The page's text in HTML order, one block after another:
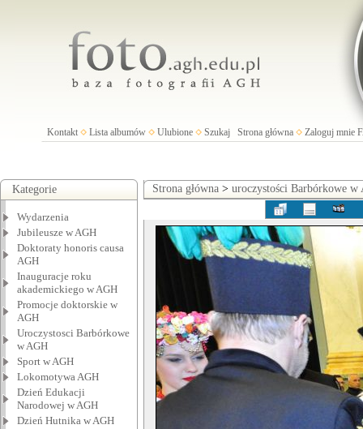
Kontakt Lista albumów Ulubione Szukaj Strona główna Zaloguj mnie
Kategorie
Wydarzenia
Jubileusze w AGH
Doktoraty honoris causa
AGH
Inauguracje roku
akademickiego w AGH
Promocje doktorskie w
AGH
Uroczystosci Barbórkowe
w AGH
Sport w AGH
Lokomotywa AGH
Dzień Edukacji
Narodowej w AGH
Dzień Hutnika w AGH
Strona główna > uroczystości Barbórkowe w